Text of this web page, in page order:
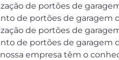
de portões de
de portões de garagem
de portões de
de portões de garagem
empresa têm o